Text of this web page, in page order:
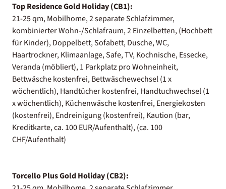
Top Residence Gold Holiday (CB1):
21-25 qm, Mobilhome, 2 separate Schlafzimmer,
kombinierter Wohn-/Schlafraum, 2 Einzelbetten, (Hochbett
für Kinder), Doppelbett, Sofabett, Dusche, WC,
Haartrockner, Klimaanlage, Safe, TV, Kochnische, Essecke,
Veranda (möbliert), 1 Parkplatz pro Wohneinheit,
Bettwäsche kostenfrei, Bettwäschewechsel (1 x
wöchentlich), Handtücher kostenfrei, Handtuchwechsel (1
x wöchentlich), Küchenwäsche kostenfrei, Energiekosten
(kostenfrei), Endreinigung (kostenfrei), Kaution (bar,
Kreditkarte, ca. 100 EUR/Aufenthalt), (ca. 100
CHF/Aufenthalt)
Torcello Plus Gold Holiday (CB2):